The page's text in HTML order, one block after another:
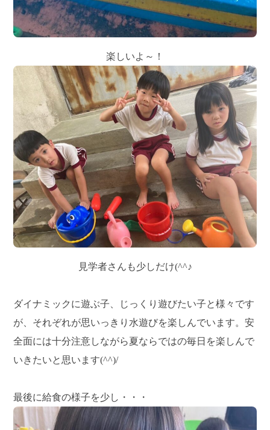
楽しいよ～！
見学者さんも少しだけ(^^♪
ダイナミックに遊ぶ子、じっくり遊びたい子と様々です
が、それぞれが思いっきり水遊びを楽しんでいます。安
全面には十分注意しながら夏ならではの毎日を楽しんで
いきたいと思います(^^)/
最後に給食の様子を少し・・・